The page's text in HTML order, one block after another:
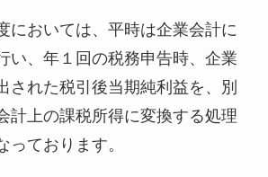
においては、平時は企業会計に
い、年１回の税務申告時、企業
された税引後当期純利益を、別
計上の課税所得に変換する処理
っております。